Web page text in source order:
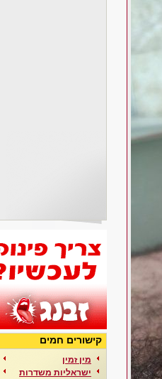
קישורים חמים
מין זמין
ישראליות משדרות